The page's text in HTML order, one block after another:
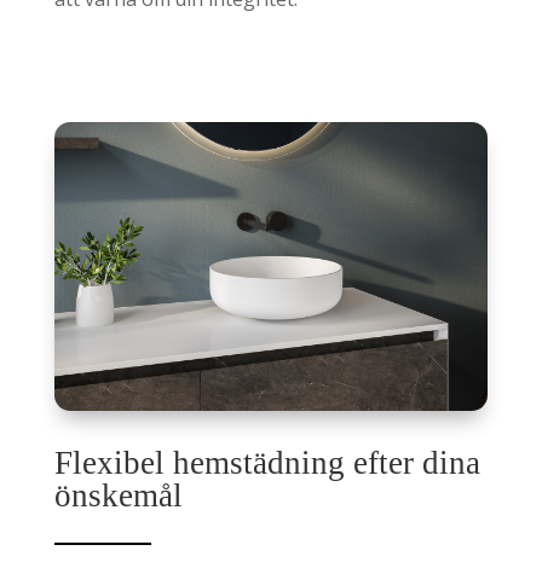
Flexibel hemstädning efter dina
önskemål